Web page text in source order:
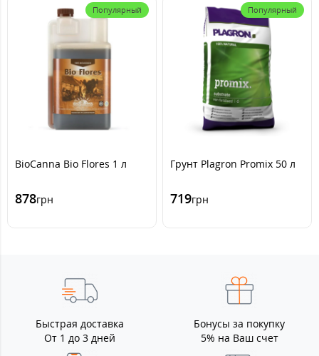
Популярный
BioCanna Bio Flores 1 л
878грн
Популярный
Грунт Plagron Promix 50 л
719грн
Быстрая доставка
От 1 до 3 дней
Бонусы за покупку
5% на Ваш счет